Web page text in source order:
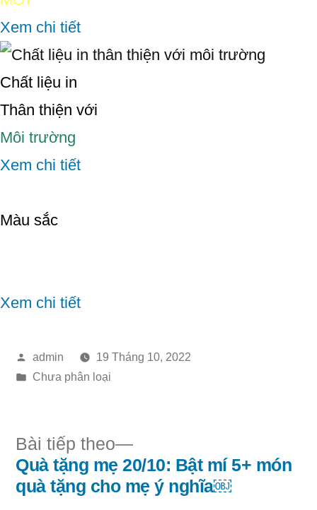
Xem chi tiết
Chất liệu in
Thân thiện với
Môi trường
Xem chi tiết
Màu sắc
Xem chi tiết
Đăng
bởi
admin
19 Tháng 10, 2022
Đăng
Chưa phân loại
Điều
Bài tiếp theo
Bài
tiếp
theo:
Quà tặng mẹ 20/10: Bật mí 5+ món
quà tặng cho mẹ ý nghĩa￼